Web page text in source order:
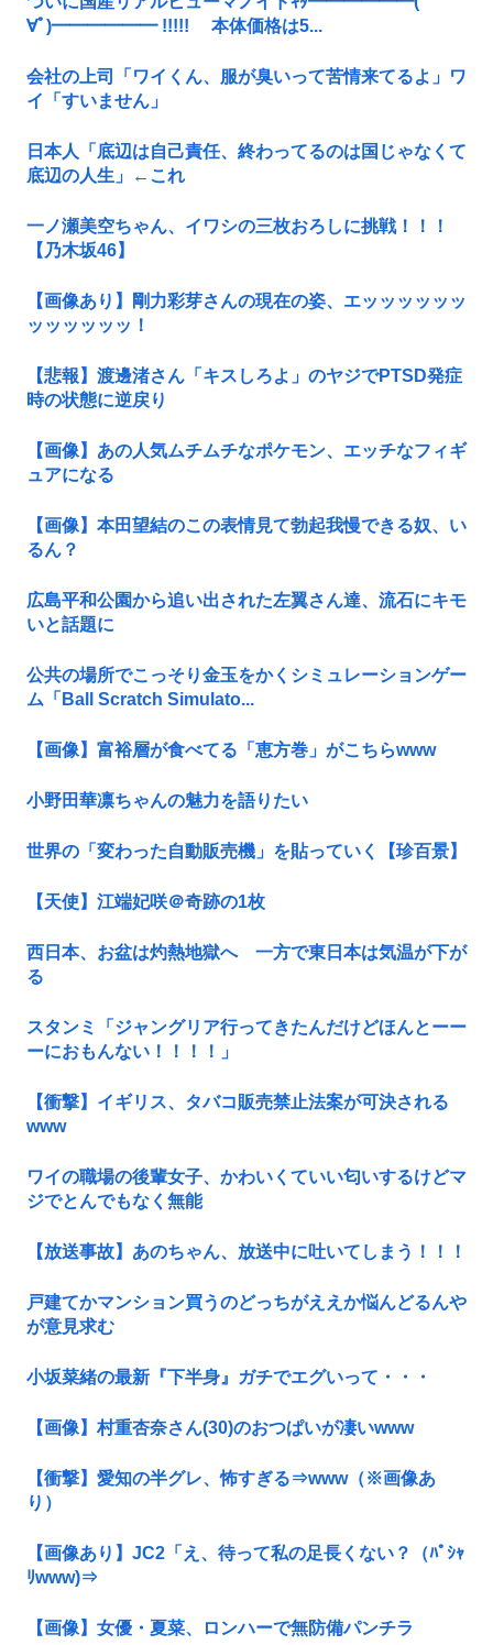
∀ﾟ)━━━━━━ !!!!! 本体価格は5...
会社の上司「ワイくん、服が臭いって苦情来てるよ」ワ
イ「すいません」
日本人「底辺は自己責任、終わってるのは国じゃなくて
底辺の人生」←これ
一ノ瀬美空ちゃん、イワシの三枚おろしに挑戦！！！
【乃木坂46】
【画像あり】剛力彩芽さんの現在の姿、エッッッッッッ
ッッッッッッ！
【悲報】渡邊渚さん「キスしろよ」のヤジでPTSD発症
時の状態に逆戻り
【画像】あの人気ムチムチなポケモン、エッチなフィギ
ュアになる
【画像】本田望結のこの表情見て勃起我慢できる奴、い
るん？
広島平和公園から追い出された左翼さん達、流石にキモ
いと話題に
公共の場所でこっそり金玉をかくシミュレーションゲー
ム「Ball Scratch Simulato...
【画像】富裕層が食べてる「恵方巻」がこちらwww
小野田華凛ちゃんの魅力を語りたい
世界の「変わった自動販売機」を貼っていく【珍百景】
【天使】江端妃咲＠奇跡の1枚
西日本、お盆は灼熱地獄へ 一方で東日本は気温が下が
る
スタンミ「ジャングリア行ってきたんだけどほんとーー
ーにおもんない！！！！」
【衝撃】イギリス、タバコ販売禁止法案が可決される
www
ワイの職場の後輩女子、かわいくていい匂いするけどマ
ジでとんでもなく無能
【放送事故】あのちゃん、放送中に吐いてしまう！！！
戸建てかマンション買うのどっちがええか悩んどるんや
が意見求む
小坂菜緒の最新『下半身』ガチでエグいって・・・
【画像】村重杏奈さん(30)のおつぱいが凄いwww
【衝撃】愛知の半グレ、怖すぎる⇒www（※画像あ
り）
【画像あり】JC2「え、待って私の足長くない？（ﾊﾟｼｬ
ﾘwww)⇒
【画像】女優・夏菜、ロンハーで無防備パンチラ